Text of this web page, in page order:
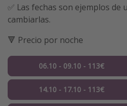
✅ Las fechas son ejemplos de
cambiarlas.
🔻 Precio por noche
06.10 - 09.10 - 113€
14.10 - 17.10 - 113€